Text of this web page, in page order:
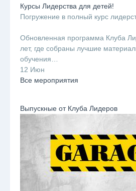
Курсы Лидерства для детей!
Погружение в полный курс
Обновленная программа Клуба
лет, где собраны лучшие
обучения…
12 Июн
Все мероприятия
Выпускные от Клуба Лидеров